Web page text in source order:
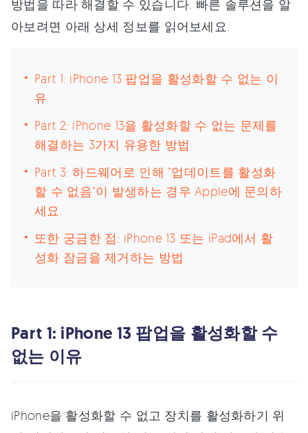
방법을 따라 해결할 수 있습니다. 빠른 솔루션을 알
아보려면 아래 상세 정보를 읽어보세요.
Part 1: iPhone 13 팝업을 활성화할 수 없는 이
유
Part 2: iPhone 13을 활성화할 수 없는 문제를
해결하는 3가지 유용한 방법
Part 3: 하드웨어로 인해 "업데이트를 활성화
할 수 없음"이 발생하는 경우 Apple에 문의하
세요.
또한 궁금한 점: iPhone 13 또는 iPad에서 활
성화 잠금을 제거하는 방법
Part 1: iPhone 13 팝업을 활성화할 수
없는 이유
iPhone을 활성화할 수 없고 장치를 활성화하기 위